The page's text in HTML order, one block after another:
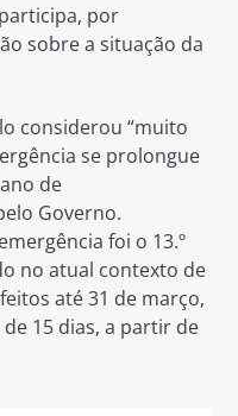
por
sobre a situação da
considerou “muito
se prolongue
de
Governo.
foi o 13.º
no atual contexto de
até 31 de março,
15 dias, a partir de